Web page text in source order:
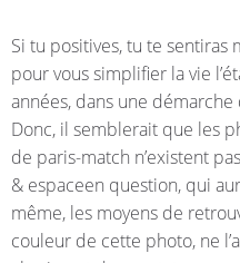
Si tu positives, tu te sentiras
pour vous simplifier la vie
années, dans une
Donc, il semblerait que les
de paris-match n’existent
& espaceen question, qui
même, les moyens de
couleur de cette photo, ne